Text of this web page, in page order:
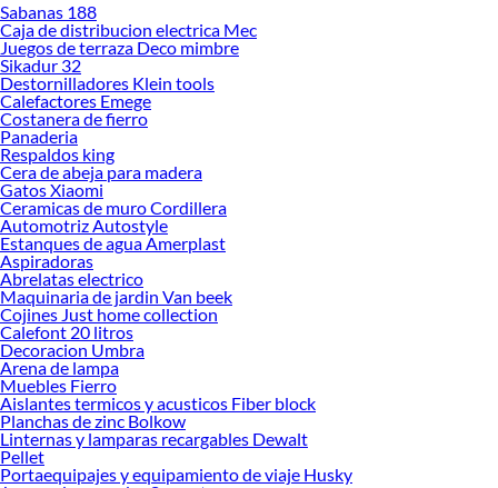
Desde remodelaciones hasta proyectos de decoración, estamos aquí para hacer
tus ideas realidad. ¡Visítanos y encuentra todo lo que tenemos para ofrecerte en
Termos Electricos y Calderas!
Explora la variedad de productos de Termos Electricos y Calderas en
Sodimac
Herramientas, materiales y accesorios de calidad para tus proyectos y
renovación de espacios. ¡Visítanos y descubre todo lo que tenemos para
ofrecerte!
Encuentra una amplia variedad de productos de Termos Electricos y Calderas en
Sodimac. Encuentra todo lo necesario para tus proyectos de renovación y
decoración. ¡Visítanos y haz tus ideas realidad!
Sabanas 188
Caja de distribucion electrica Mec
Juegos de terraza Deco mimbre
Sikadur 32
Destornilladores Klein tools
Calefactores Emege
Costanera de fierro
Panaderia
Respaldos king
Cera de abeja para madera
Gatos Xiaomi
Ceramicas de muro Cordillera
Automotriz Autostyle
Estanques de agua Amerplast
Aspiradoras
Abrelatas electrico
Maquinaria de jardin Van beek
Cojines Just home collection
Calefont 20 litros
Decoracion Umbra
Arena de lampa
Muebles Fierro
Aislantes termicos y acusticos Fiber block
Planchas de zinc Bolkow
Linternas y lamparas recargables Dewalt
Pellet
Portaequipajes y equipamiento de viaje Husky